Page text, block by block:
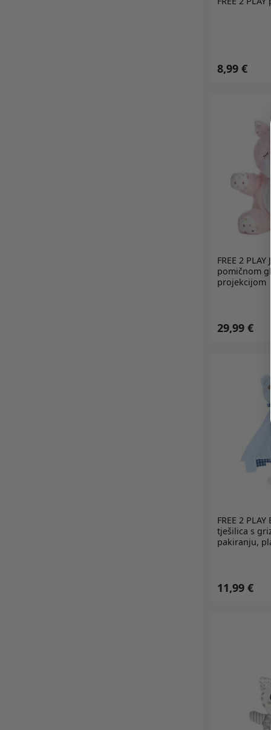
8,99 €
FREE 2 PLAY
pomičnom
projekcijom
29,99 €
FREE 2 PLAY
tješilica s
pakiranju,
11,99 €